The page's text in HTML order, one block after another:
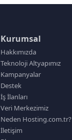
Kurumsal
Hakkımızda
Teknoloji Altyapımız
Kampanyalar
Destek
İş İlanları
Veri Merkezimiz
Neden Hosting.com.tr?
İletişim